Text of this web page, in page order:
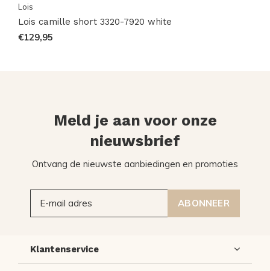
Lois
Lois camille short 3320-7920 white
€129,95
Meld je aan voor onze
nieuwsbrief
Ontvang de nieuwste aanbiedingen en promoties
ABONNEER
Klantenservice